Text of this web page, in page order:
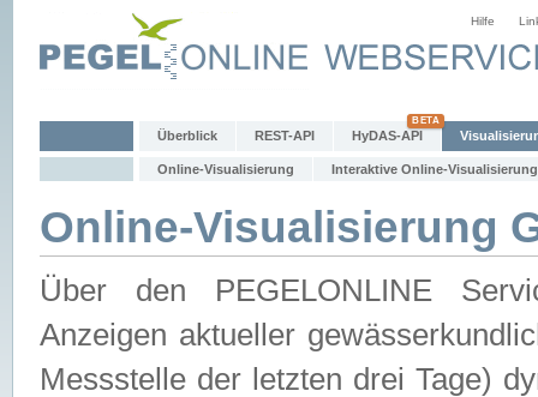
Hilfe
Überblick REST-API HyDAS-API
Online-Visualisierung Interaktive Online-Visualisierung
Online-Visualisierung
Über den PEGELONLINE
Anzeigen aktueller
Messstelle der letzten drei Tage)